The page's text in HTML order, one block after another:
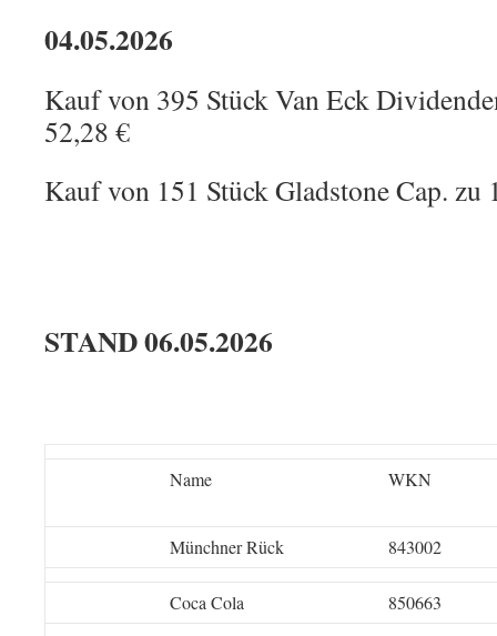
04.05.2026
Kauf von 395 Stück Van Eck
52,28 €
Kauf von 151 Stück Gladstone Cap. zu
STAND 06.05.2026
Name WKN
Münchner Rück 843002
Coca Cola
850663